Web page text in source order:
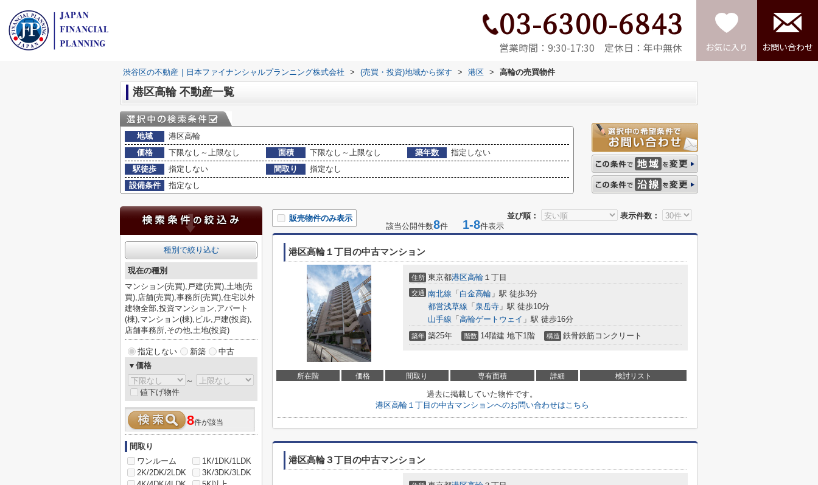
03-6300-6843
営業時間：9:30-17:30 定休日：年中無休 お気に入り お問い合わせ
渋谷区の不動産｜日本ファイナンシャルプランニング株式会社 > (売買・投資)地域から探す > 港区 > 高輪の売買物件
港区高輪 不動産一覧
地域
港区高輪
価格
下限なし～上限なし 面積 下限なし～上限なし 築年数
指定しない
駅徒歩
指定しない 間取り
指定なし
設備条件
指定なし
並び順： 表示件数：
販売物件のみ表示
該当公開件数8件 1-8件表示
港区高輪１丁目の中古マンション
住所 東京都港区高輪 １丁目
交通 南北線 「 白金高輪 」駅 徒歩3分
都営浅草線 「 泉岳寺 」駅 徒歩10分
山手線 「 高輪ゲートウェイ 」駅 徒歩16分
築年 築25年 階数 14階建 地下1階 構造 鉄骨鉄筋コンクリート
所在階 価格 間取り 専有面積 詳細 検討リスト
過去に掲載していた物件です。
港区高輪１丁目の中古マンションへのお問い合わせはこちら
港区高輪３丁目の中古マンション
種別で絞り込む
現在の種別
マンション(売買),戸建(売買),土地(売
買),店舗(売買),事務所(売買),住宅以外
建物全部,投資マンション,アパート
(棟),マンション(棟),ビル,戸建(投資),
店舗事務所,その他,土地(投資)
指定しない 新築
中古
▼価格
～
値下げ物件
8件が該当
間取り
ワンルーム
1K/1DK/1LDK
2K/2DK/2LDK
3K/3DK/3LDK